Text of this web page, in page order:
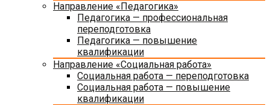
Направление «Педагогика»
Педагогика — профессиональная
переподготовка
Педагогика — повышение
квалификации
Направление «Социальная работа»
Социальная работа — переподготовка
Социальная работа — повышение
квалификации